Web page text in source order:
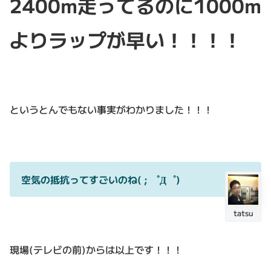
よりラップが早い！！！！
というとんでもない事実がわかりました！！！
tatsu
空気の抵抗ってすごいのね( ; ゜Д゜)
現場(テレビの前)からは以上です！！！